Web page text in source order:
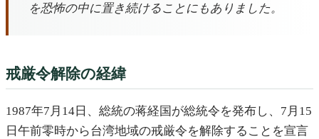
を恐怖の中に置き続けることにもありました。
戒厳令解除の経緯
1987年7月14日、総統の蒋経国が総統令を発布し、7月15
日午前零時から台湾地域の戒厳令を解除することを宣言